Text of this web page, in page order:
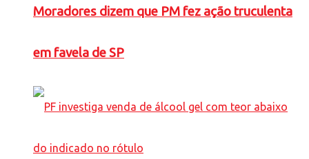
Moradores dizem que PM fez ação truculenta
em favela de SP